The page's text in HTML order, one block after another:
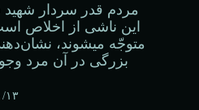
مردم قدر سردار شهید
این ناشی از اخلاص
متوجّه میشوند،
بزرگی در آن مرد